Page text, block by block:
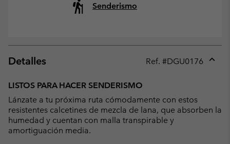
Senderismo
Detalles Ref. #DGU0176
LISTOS PARA HACER SENDERISMO
Lánzate a tu próxima ruta cómodamente con estos
resistentes calcetines de mezcla de lana, que absorben la
humedad y cuentan con malla transpirable y
amortiguación media.